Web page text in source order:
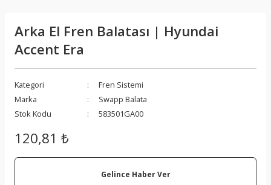
Arka El Fren Balatası | Hyundai
Accent Era
Kategori
Fren Sistemi
Marka
Swapp Balata
Stok Kodu
583501GA00
120,81 ₺
Gelince Haber Ver